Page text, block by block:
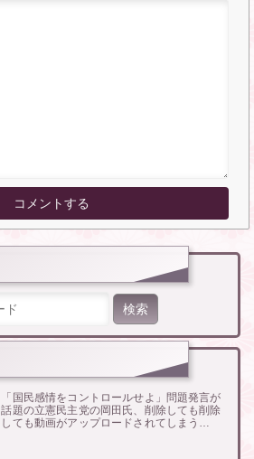
「国民感情をコントロールせよ」問題発言が
話題の立憲民主党の岡田氏、削除しても削除
しても動画がアップロードされてしまう…